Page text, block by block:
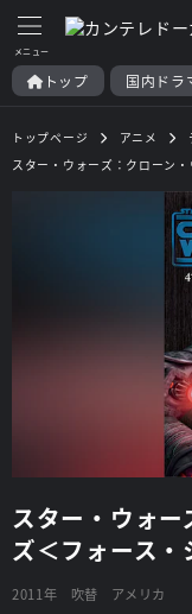
トップ 国内ドラ
トップページ アニメ
スター・ウォーズ：クローン
スター・ウォー
ズ＜フォース・
2011年 吹替 アメリカ